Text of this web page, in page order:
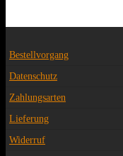
Bestellvorgang
Datenschutz
Zahlungsarten
Lieferung
Widerruf